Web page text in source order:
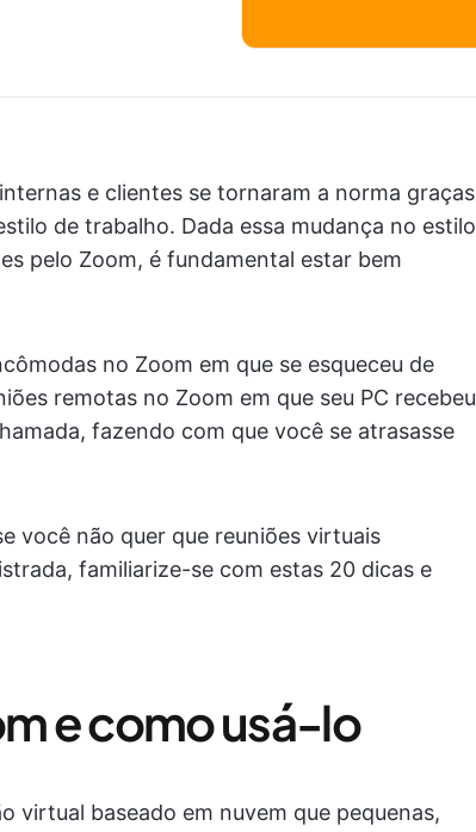
e clientes se tornaram a norma graças
de trabalho. Dada essa mudança no estilo
pelo Zoom, é fundamental estar bem
no Zoom em que se esqueceu de
remotas no Zoom em que seu PC recebeu
fazendo com que você se atrasasse
você não quer que reuniões virtuais
familiarize-se com estas 20 dicas e
e como usá-lo
virtual baseado em nuvem que pequenas,